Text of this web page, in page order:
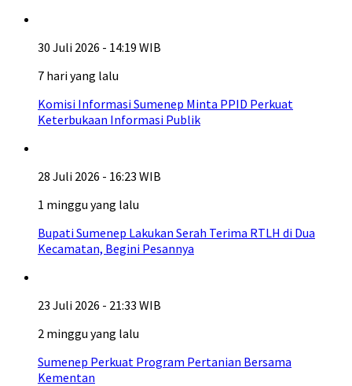
30 Juli 2026 - 14:19 WIB
7 hari yang lalu
Komisi Informasi Sumenep Minta PPID Perkuat
Keterbukaan Informasi Publik
28 Juli 2026 - 16:23 WIB
1 minggu yang lalu
Bupati Sumenep Lakukan Serah Terima RTLH di Dua
Kecamatan, Begini Pesannya
23 Juli 2026 - 21:33 WIB
2 minggu yang lalu
Sumenep Perkuat Program Pertanian Bersama
Kementan